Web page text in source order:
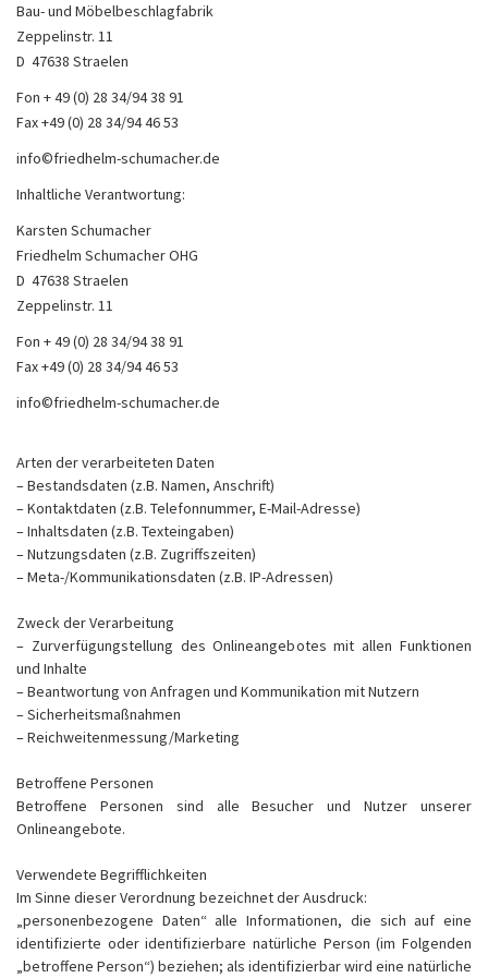
Bau- und Möbelbeschlagfabrik
Zeppelinstr. 11
D ­ 47638 Straelen
Fon + 49 (0) 28 34/94 38 91
Fax +49 (0) 28 34/94 46 53
info©friedhelm-schumacher.de
Inhaltliche Verantwortung:
Karsten Schumacher
Friedhelm Schumacher OHG
D ­ 47638 Straelen
Zeppelinstr. 11
Fon + 49 (0) 28 34/94 38 91
Fax +49 (0) 28 34/94 46 53
info©friedhelm-schumacher.de
Arten der verarbeiteten Daten
– Bestandsdaten (z.B. Namen, Anschrift)
– Kontaktdaten (z.B. Telefonnummer, E-Mail-Adresse)
– Inhaltsdaten (z.B. Texteingaben)
– Nutzungsdaten (z.B. Zugriffszeiten)
– Meta-/Kommunikationsdaten (z.B. IP-Adressen)
Zweck der Verarbeitung
– Zurverfügungstellung des Onlineangebotes mit allen Funktionen
und Inhalte
– Beantwortung von Anfragen und Kommunikation mit Nutzern
– Sicherheitsmaßnahmen
– Reichweitenmessung/Marketing
Betroffene Personen
Betroffene Personen sind alle Besucher und Nutzer unserer
Onlineangebote.
Verwendete Begrifflichkeiten
Im Sinne dieser Verordnung bezeichnet der Ausdruck:
„personenbezogene Daten“ alle Informationen, die sich auf eine
identifizierte oder identifizierbare natürliche Person (im Folgenden
„betroffene Person“) beziehen; als identifizierbar wird eine natürliche